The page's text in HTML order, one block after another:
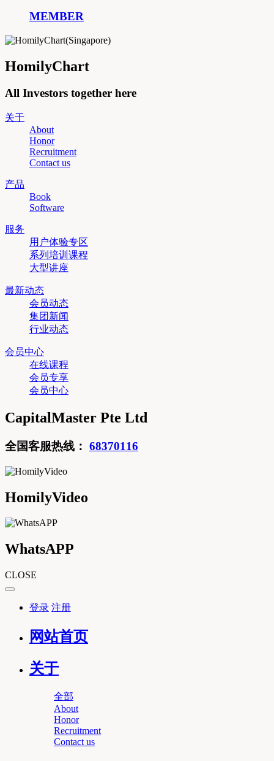
MEMBER
HomilyChart
All Investors together here
关于
About
Honor
Recruitment
Contact us
产品
Book
Software
服务
用户体验专区
系列培训课程
大型讲座
最新动态
会员动态
集团新闻
行业动态
会员中心
在线课程
会员专享
会员中心
CapitalMaster Pte Ltd
全国客服热线： 68370116
HomilyVideo
WhatsAPP
CLOSE
登录 注册
网站首页
关于
全部
About
Honor
Recruitment
Contact us